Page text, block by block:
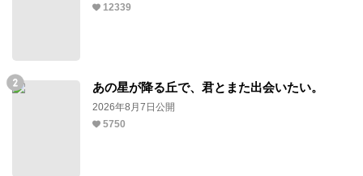
12339
あの星が降る丘で、君とまた出会いたい。
2026年8月7日公開
5750